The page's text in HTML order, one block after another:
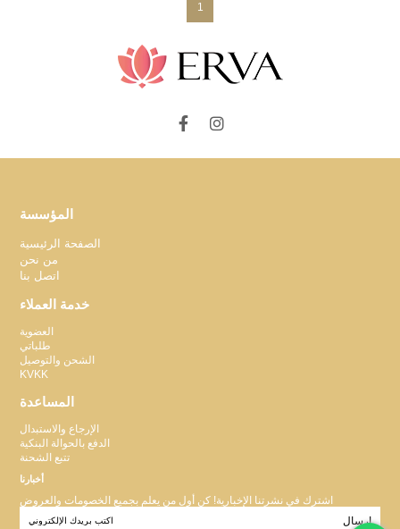
1
المؤسسة
الصفحة الرئيسية
من نحن
اتصل بنا
خدمة العملاء
العضوية
طلباتي
الشحن والتوصيل
KVKK
المساعدة
الإرجاع والاستبدال
الدفع بالحوالة البنكية
تتبع الشحنة
أخبارنا
اشترك في نشرتنا الإخبارية! كن أول من يعلم بجميع الخصومات والعروض
إرسال